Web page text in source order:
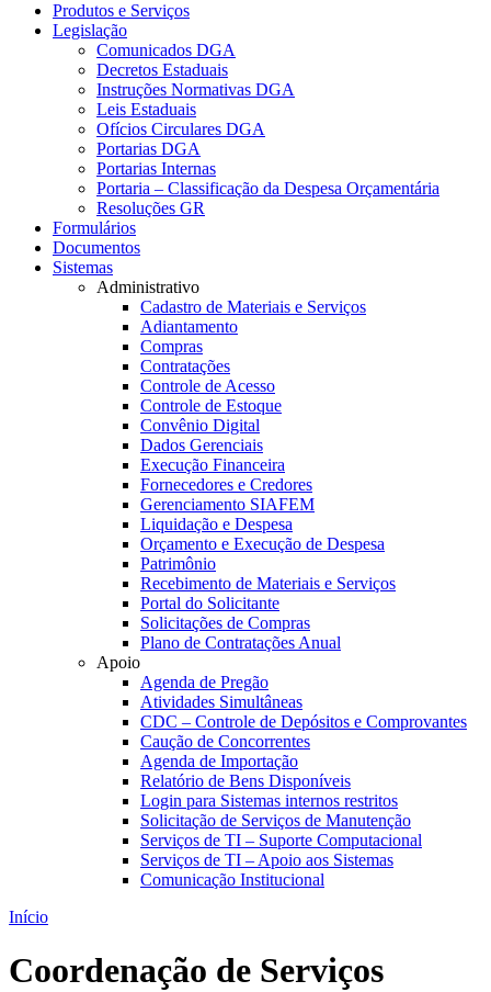
Produtos e Serviços
Legislação
Comunicados DGA
Decretos Estaduais
Instruções Normativas DGA
Leis Estaduais
Ofícios Circulares DGA
Portarias DGA
Portarias Internas
Portaria – Classificação da Despesa Orçamentária
Resoluções GR
Formulários
Documentos
Sistemas
Administrativo
Cadastro de Materiais e Serviços
Adiantamento
Compras
Contratações
Controle de Acesso
Controle de Estoque
Convênio Digital
Dados Gerenciais
Execução Financeira
Fornecedores e Credores
Gerenciamento SIAFEM
Liquidação e Despesa
Orçamento e Execução de Despesa
Patrimônio
Recebimento de Materiais e Serviços
Portal do Solicitante
Solicitações de Compras
Plano de Contratações Anual
Apoio
Agenda de Pregão
Atividades Simultâneas
CDC – Controle de Depósitos e Comprovantes
Caução de Concorrentes
Agenda de Importação
Relatório de Bens Disponíveis
Login para Sistemas internos restritos
Solicitação de Serviços de Manutenção
Serviços de TI – Suporte Computacional
Serviços de TI – Apoio aos Sistemas
Comunicação Institucional
Início
Coordenação de Serviços